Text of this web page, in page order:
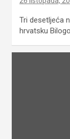
Tri desetljeća
hrvatsku